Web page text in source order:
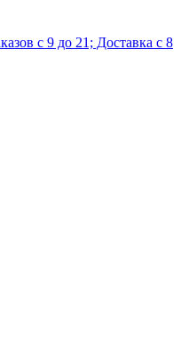
с 9 до 21; Доставка с 8